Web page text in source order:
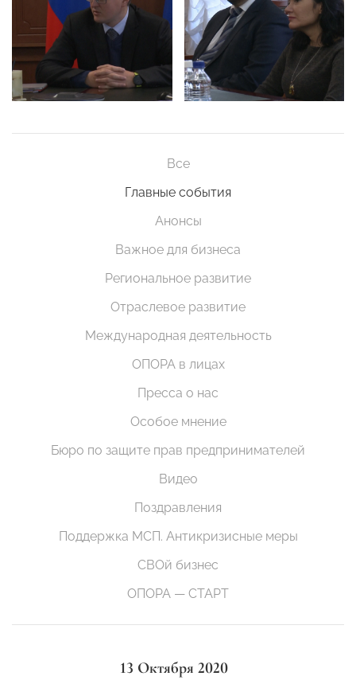
Все
Главные события
Анонсы
Важное для бизнеса
Региональное развитие
Отраслевое развитие
Международная деятельность
ОПОРА в лицах
Пресса о нас
Особое мнение
Бюро по защите прав предпринимателей
Видео
Поздравления
Поддержка МСП. Антикризисные меры
СВОй бизнес
ОПОРА — СТАРТ
13 Октября 2020